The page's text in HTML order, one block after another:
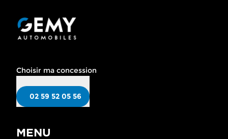
Choisir ma concession
02 59 52 05 56
MENU